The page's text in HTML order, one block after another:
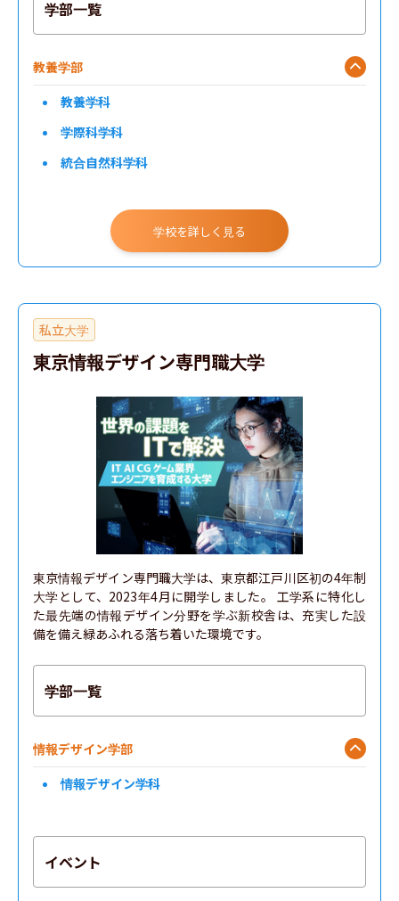
学部一覧
教養学部
教養学科
学際科学科
統合自然科学科
理科二類
理科三類
経済学部
学校を詳しく見る
私立大学
東京情報デザイン専門職大学
東京情報デザイン専門職大学は、東京都江戸川区初の4年制
大学として、2023年4月に開学しました。 工学系に特化し
た最先端の情報デザイン分野を学ぶ新校舎は、充実した設
備を備え緑あふれる落ち着いた環境です。
学部一覧
情報デザイン学部
情報デザイン学科
イベント